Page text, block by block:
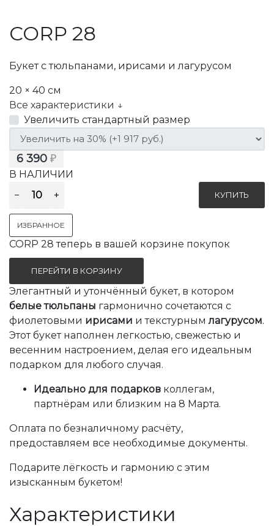
CORP 28
Букет с тюльпанами, ирисами и лагурусом
20 × 40 см
Все характеристики ↓
Увеличить стандартный размер
6 390 ₽
В НАЛИЧИИ
ИЗБРАННОЕ
CORP 28 теперь в вашей корзине покупок
ПЕРЕЙТИ В КОРЗИНУ
Элегантный и утончённый букет, в котором
белые тюльпаны гармонично сочетаются с
фиолетовыми ирисами и текстурнымлагурусом.
Этот букет наполнен легкостью, свежестью и
весенним настроением, делая его идеальным
подарком для любого случая.
Идеально для подарков коллегам,
партнёрам или близким на 8 Марта.
Оплата по безналичному расчёту,
предоставляем все необходимые документы.
Подарите лёгкость и гармонию с этим
изысканным букетом!
Характеристики